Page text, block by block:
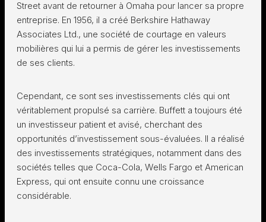
Street avant de retourner à Omaha pour lancer sa propre
entreprise. En 1956, il a créé Berkshire Hathaway
Associates Ltd., une société de courtage en valeurs
mobilières qui lui a permis de gérer les investissements
de ses clients.
Cependant, ce sont ses investissements clés qui ont
véritablement propulsé sa carrière. Buffett a toujours été
un investisseur patient et avisé, cherchant des
opportunités d’investissement sous-évaluées. Il a réalisé
des investissements stratégiques, notamment dans des
sociétés telles que Coca-Cola, Wells Fargo et American
Express, qui ont ensuite connu une croissance
considérable.